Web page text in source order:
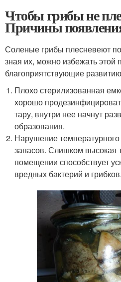
Чтобы грибы не
Причины
Соленые грибы плесневеют
зная их, можно избежать
благоприятствующие
Плохо стерилизованная
хорошо
тару, внутри нее начнут
образования.
Нарушение
запасов. Слишком высокая
помещении способствует
вредных бактерий и грибков.